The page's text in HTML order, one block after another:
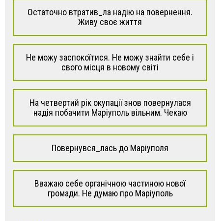
Остаточно втратив_ла надію на повернення.
Живу своє життя
Не можу заспокоїтися. Не можу знайти себе і
свого місця в новому світі
На четвертий рік окупації знов повернулася
надія побачити Маріуполь вільним. Чекаю
Повернувся_лась до Маріуполя
Вважаю себе органічною частиною нової
громади. Не думаю про Маріуполь